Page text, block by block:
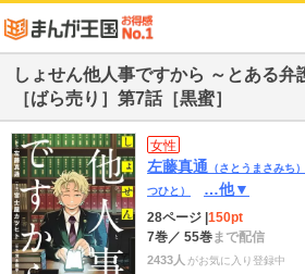
しょせん他人事ですから ～とある弁
［ばら売り］第7話［黒蜜］
女性
左藤真通 （さとうまさみち）
つひと）
…他▼
28ページ 150pt
7巻／ 55巻まで配信
2433人 がお気に入り登録中